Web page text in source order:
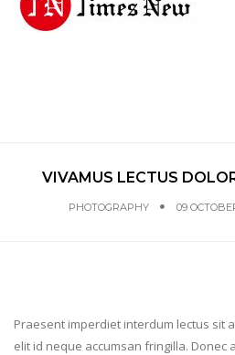
VIVAMUS LECTUS
PHOTOGRAPHY 09
Praesent imperdiet interdum lectus sit
elit id neque accumsan fringilla. Donec